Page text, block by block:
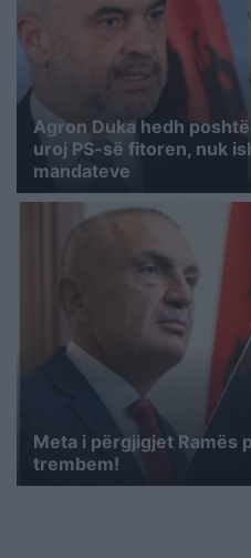
Agron Duka hedh
uroj PS-së fitoren, nuk
mandateve
Meta i përgjigjet Ramës
trembem!